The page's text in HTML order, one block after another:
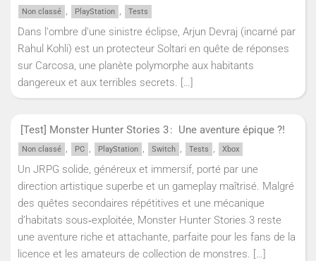
Non classé , PlayStation , Tests
Dans l'ombre d'une sinistre éclipse, Arjun Devraj (incarné par
Rahul Kohli) est un protecteur Soltari en quête de réponses
sur Carcosa, une planète polymorphe aux habitants
dangereux et aux terribles secrets. […]
[Test] Monster Hunter Stories 3 : Une aventure épique ?!
Non classé , PC , PlayStation , Switch , Tests , Xbox
Un JRPG solide, généreux et immersif, porté par une
direction artistique superbe et un gameplay maîtrisé. Malgré
des quêtes secondaires répétitives et une mécanique
d’habitats sous‑exploitée, Monster Hunter Stories 3 reste
une aventure riche et attachante, parfaite pour les fans de la
licence et les amateurs de collection de monstres. […]